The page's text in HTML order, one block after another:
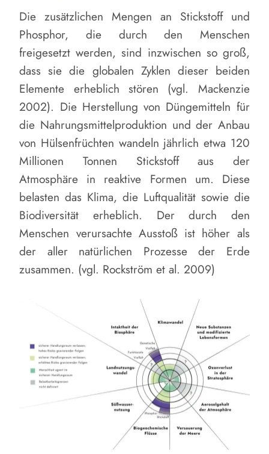
Die zusätzlichen Mengen an Stickstoff und
Phosphor, die durch den Menschen
freigesetzt werden, sind inzwischen so groß,
dass sie die globalen Zyklen dieser beiden
Elemente erheblich stören (vgl. Mackenzie
2002). Die Herstellung von Düngemitteln für
die Nahrungsmittelproduktion und der Anbau
von Hülsenfrüchten wandeln jährlich etwa 120
Millionen Tonnen Stickstoff aus der
Atmosphäre in reaktive Formen um. Diese
belasten das Klima, die Luftqualität sowie die
Biodiversität erheblich. Der durch den
Menschen verursachte Ausstoß ist höher als
der aller natürlichen Prozesse der Erde
zusammen. (vgl. Rockström et al. 2009)